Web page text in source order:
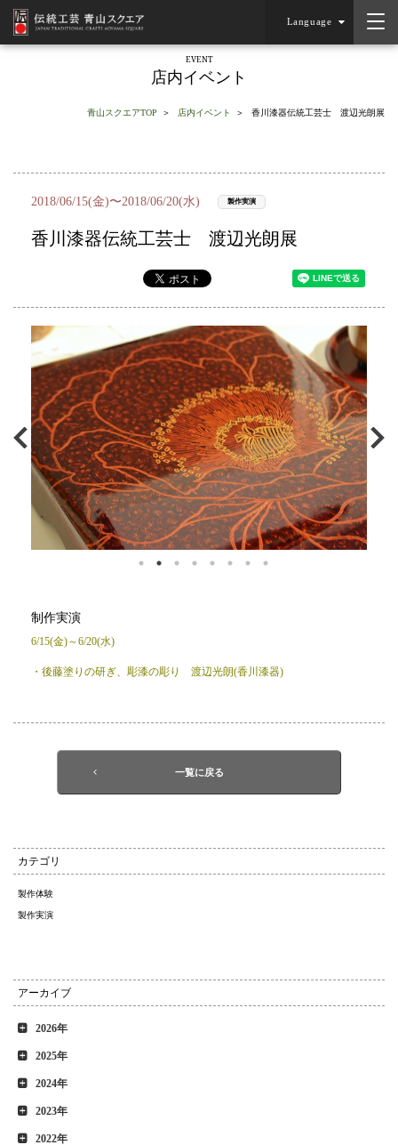
Language
EVENT
店内イベント
青山スクエアTOP 店内イベント 香川漆器伝統工芸士 渡辺光朗展
2018/06/15(金)〜2018/06/20(水) 製作実演
香川漆器伝統工芸士 渡辺光朗展
制作実演
6/15(金)～6/20(水)
・後藤塗りの研ぎ、彫漆の彫り 渡辺光朗(香川漆器)
一覧に戻る
カテゴリ
製作体験
製作実演
アーカイブ
2026年
2025年
2024年
2023年
2022年